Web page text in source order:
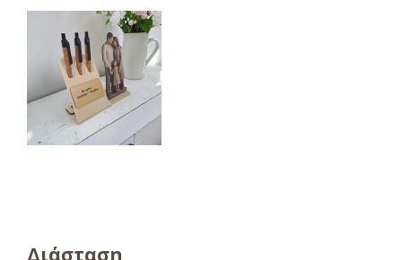
Διάσταση